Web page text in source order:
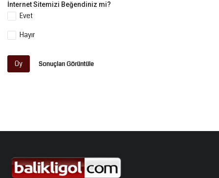
İnternet Sitemizi Beğendiniz mi?
Evet
Hayır
Oy Sonuçları Görüntüle